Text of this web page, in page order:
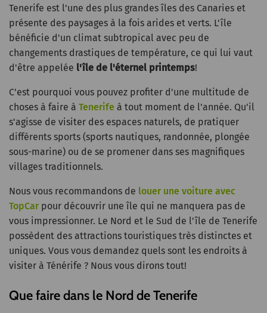
Tenerife est l'une des plus grandes îles des Canaries et
présente des paysages à la fois arides et verts. L'île
bénéficie d'un climat subtropical avec peu de
changements drastiques de température, ce qui lui vaut
d'être appelée l'île de l'éternel printemps!
C'est pourquoi vous pouvez profiter d'une multitude de
choses à faire à Tenerife à tout moment de l'année. Qu'il
s'agisse de visiter des espaces naturels, de pratiquer
différents sports (sports nautiques, randonnée, plongée
sous-marine) ou de se promener dans ses magnifiques
villages traditionnels.
Nous vous recommandons de louer une voiture avec
TopCar pour découvrir une île qui ne manquera pas de
vous impressionner. Le Nord et le Sud de l'île de Tenerife
possèdent des attractions touristiques très distinctes et
uniques. Vous vous demandez quels sont les endroits à
visiter à Ténérife ? Nous vous dirons tout!
Que faire dans le Nord de Tenerife